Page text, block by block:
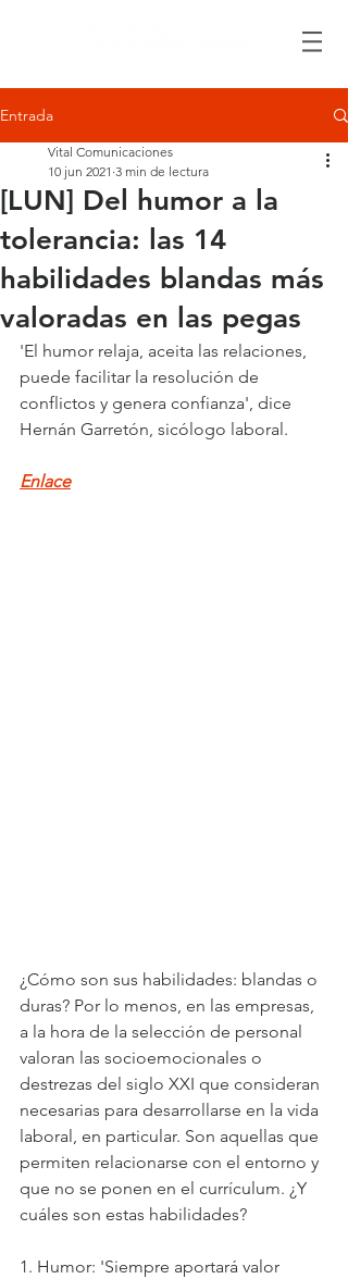
Entrada
[LUN] Del humor a la
tolerancia: las 14
habilidades blandas más
valoradas en las pegas
Vital Comunicaciones
10 jun 2021 3 min de lectura
'El humor relaja, aceita las relaciones,
puede facilitar la resolución de
conflictos y genera confianza', dice
Hernán Garretón, sicólogo laboral.
Enlace
¿Cómo son sus habilidades: blandas o
duras? Por lo menos, en las empresas,
a la hora de la selección de personal
valoran las socioemocionales o
destrezas del siglo XXI que consideran
necesarias para desarrollarse en la vida
laboral, en particular. Son aquellas que
permiten relacionarse con el entorno y
que no se ponen en el currículum. ¿Y
cuáles son estas habilidades?
1. Humor: 'Siempre aportará valor